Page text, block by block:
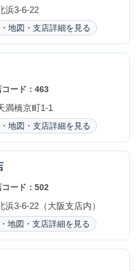
浜3-6-22
地図・支店詳細を見る
コード：463
満橋京町1-1
地図・支店詳細を見る
コード：502
3-6-22（大阪支店内）
地図・支店詳細を見る